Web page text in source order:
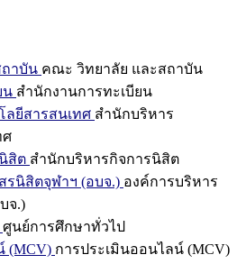
าบัน คณะ วิทยาลัย และสถาบัน
น สำนักงานการทะเบียน
ลยีสารสนเทศ สำนักบริหาร
ศ
สิต สำนักบริหารกิจการนิสิต
รนิสิตจุฬาฯ (อบจ.) องค์การบริหาร
จ.)
ศูนย์การศึกษาทั่วไป
(MCV) การประเมินออนไลน์ (MCV)